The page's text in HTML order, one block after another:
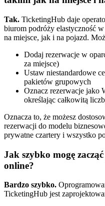
Tak. TicketingHub daje
biurom podróży elastyczność
na miejsce, jak i na pojazd.
Dodaj rezerwacje w
za miejsce)
Ustaw niestandardowe
pakietów grupowych
Oznacz rezerwacje jako
określając całkowitą
Oznacza to, że możesz
rezerwacji do modelu
prywatne czartery i wszystko
Jak szybko mogę
online?
Bardzo szybko.
TicketingHub jest